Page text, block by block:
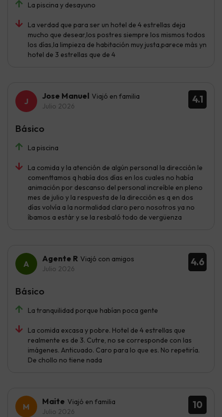
La piscina y desayuno
La verdad que para ser un hotel de 4 estrellas deja
mucho que desear,los postres siempre los mismos todos
los días,la limpieza de habitación muy justa,parece más yn
hotel de 3 estrellas que de 4
4.1
Jose Manuel Viajó en familia
Julio 2026
La piscina
La comida y la atención de algún personal la dirección le
comenttamos q había dos días en los cuales no había
animación por descanso del personal increíble en pleno
mes de julio y la respuesta de la dirección es q en dos
días volvía a la normalidad claro pero nosotros ya no
íbamos a estár y se la resbaló todo de vergüenza
Básico
4.6
Agente R Viajó con amigos
Julio 2026
La tranquilidad porque habían poca gente
La comida excasa y pobre. Hotel de 4 estrellas que
realmente es de 3. Cutre, no se corresponde con las
imágenes. Anticuado. Caro para lo que es. No repetiría.
De chollo no tiene nada
Básico
10
Maite Viajó en familia
Julio 2026